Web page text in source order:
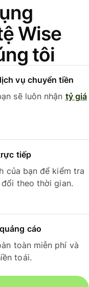
Wise
tôi
vụ chuyển tiền
sẽ luôn nhận tỷ giá
tiếp
của bạn để kiểm tra
theo thời gian.
cáo
toàn miễn phí và
toái.